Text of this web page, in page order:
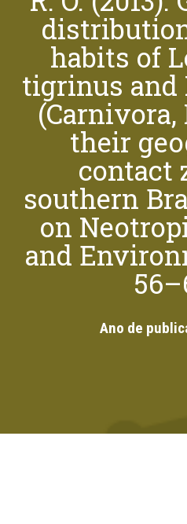
habits of
tigrinus and
(Carnivora,
their
contact
southern
on
and
Ano de